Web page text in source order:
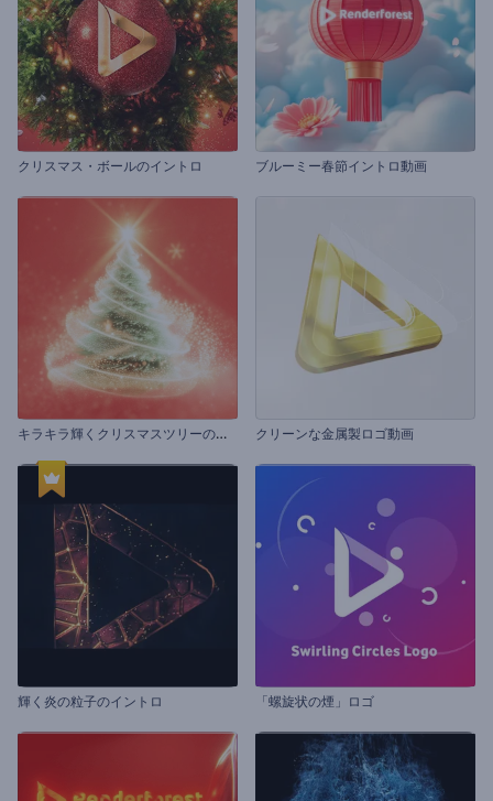
クリスマス・ボールのイントロ ブルーミー春節イントロ動画
キ
ラキラ輝くクリスマスツリーの紹介 クリーンな金属製ロゴ動画
輝く炎の粒子のイントロ 「螺旋状の煙」ロゴ